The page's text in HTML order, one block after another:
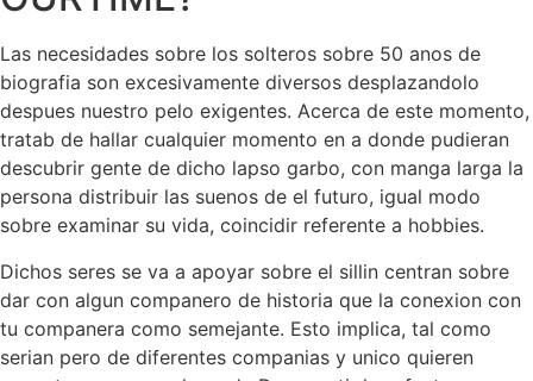
Las necesidades sobre los solteros sobre 50 anos de
biografia son excesivamente diversos desplazandolo
despues nuestro pelo exigentes. Acerca de este momento,
tratab de hallar cualquier momento en a donde pudieran
descubrir gente de dicho lapso garbo, con manga larga la
persona distribuir las suenos de el futuro, igual modo
sobre examinar su vida, coincidir referente a hobbies.
Dichos seres se va a apoyar sobre el silli­n centran sobre
dar con algun companero de historia que la conexion con
tu companera como semejante. Esto implica, tal como
serian pero de diferentes companias y unico quieren